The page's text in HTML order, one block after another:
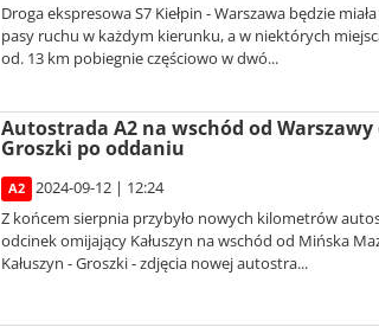
Droga ekspresowa S7 Kiełpin - Warszawa będzie
pasy ruchu w każdym kierunku, a w niektórych
od. 13 km pobiegnie częściowo w dwó...
Autostrada A2 na wschód od Warszawy
Groszki po oddaniu
A2
2024-09-12 | 12:24
Z końcem sierpnia przybyło nowych kilometrów
odcinek omijający Kałuszyn na wschód od Mińska
Kałuszyn - Groszki - zdjęcia nowej autostra...